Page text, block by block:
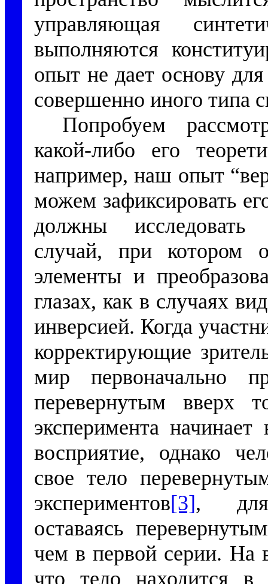
управляющая
выполняются
опыт не дает основу для
совершенно иного типа
Попробуем
какой-либо его
например, наш опыт
можем зафиксировать
должны исследовать
случай, при котором
элементы и
глазах, как в случаях
инверсией. Когда
корректирующие
мир первоначально
перевернутым вверх
эксперимента начинает
восприятие, однако
свое тело
экспериментов[3],
оставаясь
чем в первой серии. На
что тело находится